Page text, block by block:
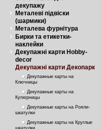
декупажу
Металеві підвіски
(шармики)
Металева фурнітура
Бирки та етикетки-
наклейки
Декупажні карти Hobby-
decor
Декупажні карти Декопарк
Декупажные карты на
Ключницы
Декупажные карты на
Купюрницы
Декупажные карты на Рояли-
шкатулки
Декупажные карты на Круглые